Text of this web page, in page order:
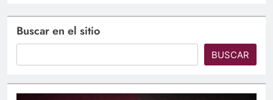
Buscar en el sitio
BUSCAR